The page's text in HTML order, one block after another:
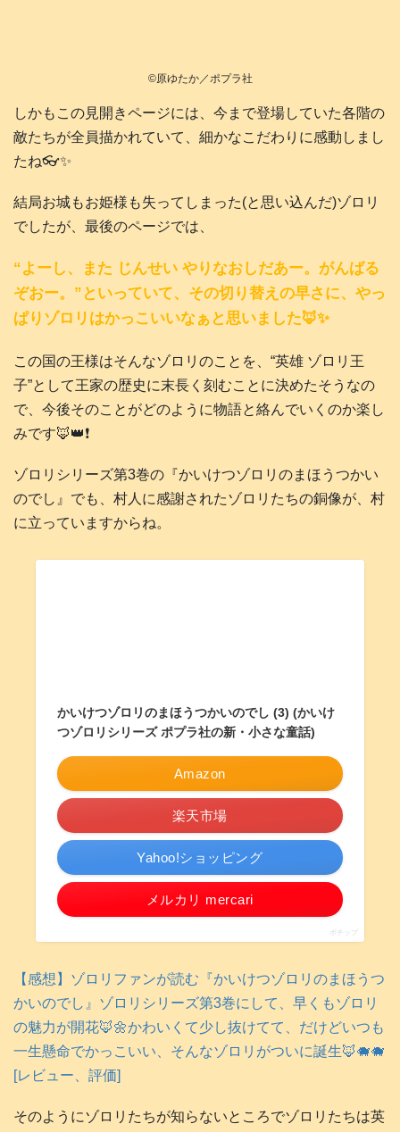
©️原ゆたか／ポプラ社
しかもこの見開きページには、今まで登場していた各階の
敵たちが全員描かれていて、細かなこだわりに感動しまし
たね👓️✨
結局お城もお姫様も失ってしまった(と思い込んだ)ゾロリ
でしたが、最後のページでは、
“よーし、また じんせい やりなおしだあー。がんばる
ぞおー。”といっていて、その切り替えの早さに、やっ
ぱりゾロリはかっこいいなぁと思いました🦊✨
この国の王様はそんなゾロリのことを、“英雄 ゾロリ王
子”として王家の歴史に末長く刻むことに決めたそうなの
で、今後そのことがどのように物語と絡んでいくのか楽し
みです🦊👑❗️
ゾロリシリーズ第3巻の『かいけつゾロリのまほうつかい
のでし』でも、村人に感謝されたゾロリたちの銅像が、村
に立っていますからね。
かいけつゾロリのまほうつかいのでし (3) (かいけ
つゾロリシリーズ ポプラ社の新・小さな童話)
Amazon
楽天市場
Yahoo!ショッピング
メルカリ mercari
ポチップ
【感想】ゾロリファンが読む『かいけつゾロリのまほうつ
かいのでし』ゾロリシリーズ第3巻にして、早くもゾロリ
の魅力が開花🦊🌼かわいくて少し抜けてて、だけどいつも
一生懸命でかっこいい、そんなゾロリがついに誕生🦊🐗🐗
[レビュー、評価]
そのようにゾロリたちが知らないところでゾロリたちは英